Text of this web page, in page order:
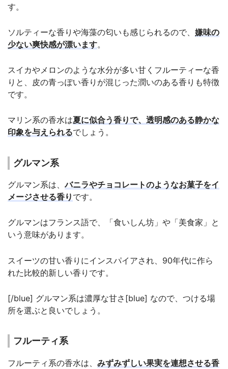
す。
ソルティーな香りや海藻の匂いも感じられるので、 嫌味の
少ない爽快感が漂います。
スイカやメロンのような水分が多い甘くフルーティーな香
りと、皮の青っぽい香りが混じった潤いのある香りも特徴
です。
マリン系の香水は夏に似合う香りで、透明感のある静かな
印象を与えられるでしょう。
グルマン系
グルマン系は、バニラやチョコレートのようなお菓子をイ
メージさせる香り です。
グルマンはフランス語で、「食いしん坊」や「美食家」と
いう意味があります。
スイーツの甘い香りにインスパイアされ、90年代に作ら
れた比較的新しい香りです。
[/blue] グルマン系は濃厚な甘さ[blue] なので、つける場
所を選ぶと良いでしょう。
フルーティ系
フルーティ系の香水は、 みずみずしい果実を連想させる香